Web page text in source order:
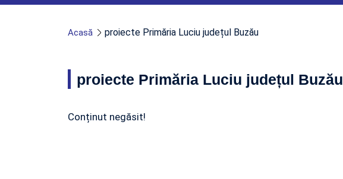
Acasă proiecte Primăria Luciu județul Buzău
proiecte Primăria Luciu județul Buzău
Conținut negăsit!